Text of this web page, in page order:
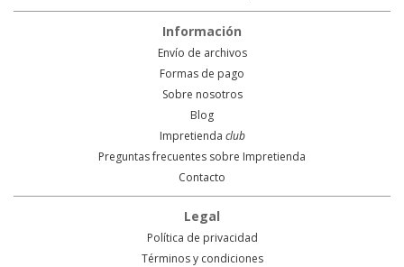
Información
Envío de archivos
Formas de pago
Sobre nosotros
Blog
Impretienda club
Preguntas frecuentes sobre Impretienda
Contacto
Legal
Política de privacidad
Términos y condiciones